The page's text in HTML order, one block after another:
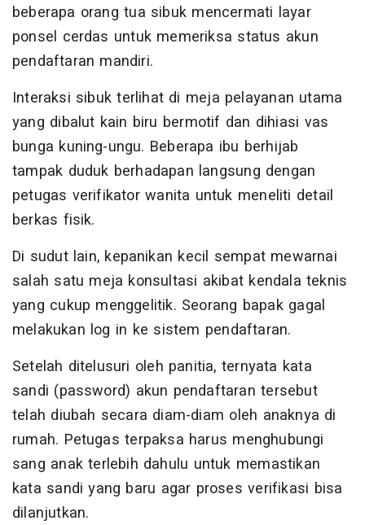
beberapa orang tua sibuk mencermati layar
ponsel cerdas untuk memeriksa status akun
pendaftaran mandiri.
Interaksi sibuk terlihat di meja pelayanan utama
yang dibalut kain biru bermotif dan dihiasi vas
bunga kuning-ungu. Beberapa ibu berhijab
tampak duduk berhadapan langsung dengan
petugas verifikator wanita untuk meneliti detail
berkas fisik.
Di sudut lain, kepanikan kecil sempat mewarnai
salah satu meja konsultasi akibat kendala teknis
yang cukup menggelitik. Seorang bapak gagal
melakukan log in ke sistem pendaftaran.
Setelah ditelusuri oleh panitia, ternyata kata
sandi (password) akun pendaftaran tersebut
telah diubah secara diam-diam oleh anaknya di
rumah. Petugas terpaksa harus menghubungi
sang anak terlebih dahulu untuk memastikan
kata sandi yang baru agar proses verifikasi bisa
dilanjutkan.